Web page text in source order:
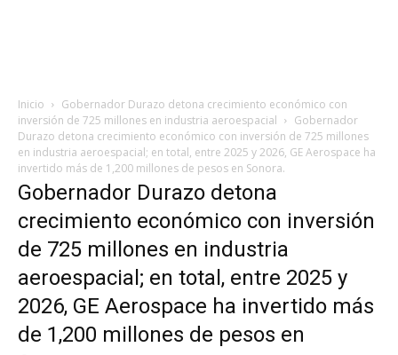
Inicio
Gobernador Durazo detona crecimiento económico con
inversión de 725 millones en industria aeroespacial
Gobernador
Durazo detona crecimiento económico con inversión de 725 millones
en industria aeroespacial; en total, entre 2025 y 2026, GE Aerospace ha
invertido más de 1,200 millones de pesos en Sonora.
Gobernador Durazo detona
crecimiento económico con inversión
de 725 millones en industria
aeroespacial; en total, entre 2025 y
2026, GE Aerospace ha invertido más
de 1,200 millones de pesos en